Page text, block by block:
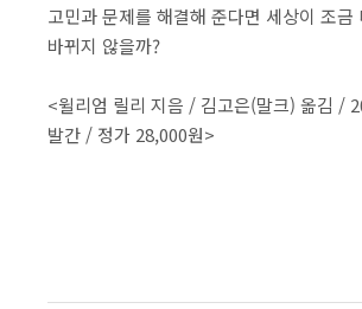
고민과 문제를 해결해 준다면 세상이 조금
바뀌지 않을까?
<윌리엄 릴리 지음 / 김고은(말크) 옮김 /
발간 / 정가 28,000원>